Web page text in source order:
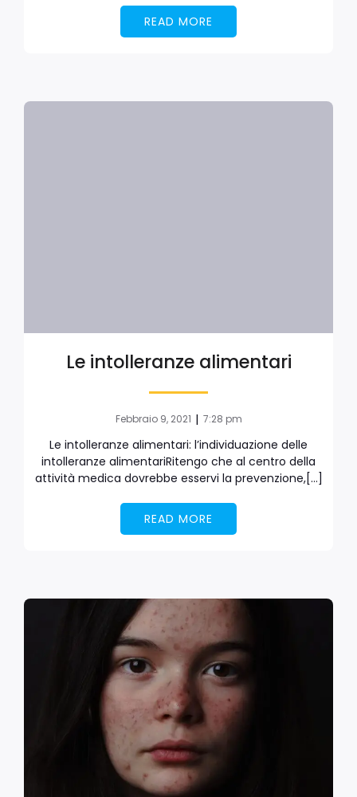
READ MORE
Le intolleranze alimentari
Febbraio 9, 2021 | 7:28 pm
Le intolleranze alimentari: l’individuazione delle
intolleranze alimentariRitengo che al centro della
attività medica dovrebbe esservi la prevenzione,[…]
READ MORE